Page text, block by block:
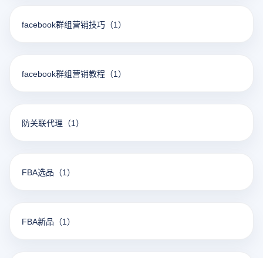
facebook群组营销技巧 （1）
facebook群组营销教程 （1）
防关联代理 （1）
FBA选品 （1）
FBA新品 （1）